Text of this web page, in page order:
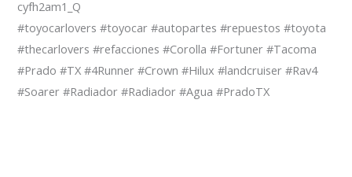
cyfh2am1_Q
#toyocarlovers #toyocar #autopartes #repuestos #toyota
#thecarlovers #refacciones #Corolla #Fortuner #Tacoma
#Prado #TX #4Runner #Crown #Hilux #landcruiser #Rav4
#Soarer #Radiador #Radiador #Agua #PradoTX